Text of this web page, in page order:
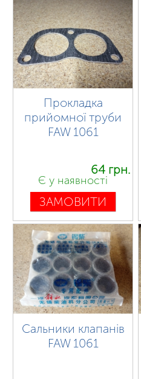
Прокладка
прийомної труби
FAW 1061
64 грн.
Є у наявності
ЗАМОВИТИ
Сальники клапанів
FAW 1061